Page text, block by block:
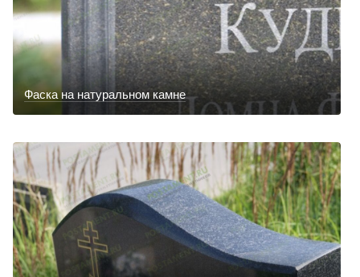
Фаска на натуральном камне